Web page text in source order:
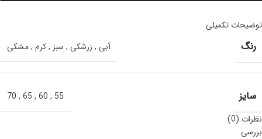
توضیحات تکمیلی
رنگ آبی , زرشکی , سبز ,کرم ,مشکی
سایز 55
,
60
,
65
,
70
نظرات (0)
بررسی